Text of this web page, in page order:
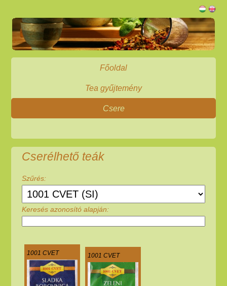
Főoldal
Tea gyűjtemény
Csere
Cserélhető teák
Szűrés:
Keresés azonosító alapján:
1001 CVET 1001 CVET